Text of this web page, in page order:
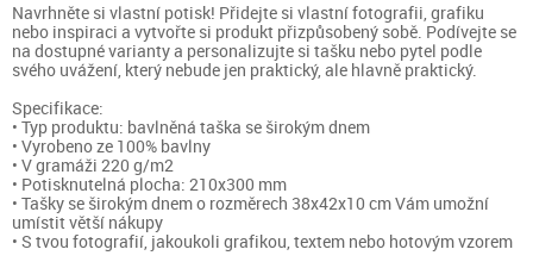
Navrhněte si vlastní potisk! Přidejte si vlastní fotografii, grafiku
nebo inspiraci a vytvořte si produkt přizpůsobený sobě. Podívejte se
na dostupné varianty a personalizujte si tašku nebo pytel podle
svého uvážení, který nebude jen praktický, ale hlavně praktický.
Specifikace:
• Typ produktu: bavlněná taška se širokým dnem
• Vyrobeno ze 100% bavlny
• V gramáži 220 g/m2
• Potisknutelná plocha: 210x300 mm
• Tašky se širokým dnem o rozměrech 38x42x10 cm Vám umožní
umístit větší nákupy
• S tvou fotografií, jakoukoli grafikou, textem nebo hotovým vzorem